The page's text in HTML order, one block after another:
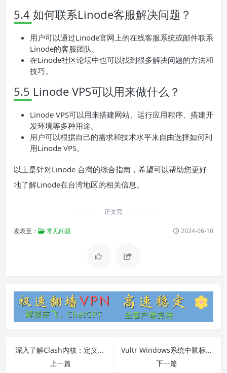
5.4 如何联系Linode客服解决问题？
用户可以通过Linode官网上的在线客服系统或邮件联系
Linode的客服团队。
在Linode社区论坛中也可以找到很多解决问题的方法和
技巧。
5.5 Linode VPS可以用来做什么？
Linode VPS可以用来搭建网站、运行应用程序、搭建开
发环境等多种用途。
用户可以根据自己的需求和技术水平来自由选择如何利
用Linode VPS。
以上是针对Linode 台灣的综合指南，希望可以帮助您更好
地了解Linode在台湾地区的相关信息。
正文完
发表至： 常见问题 2024-06-10
深入了解Clash内核：定义、特点及使用教程
上一篇
Vultr Windows系统中鼠标无法控制问题解决方法
下一篇